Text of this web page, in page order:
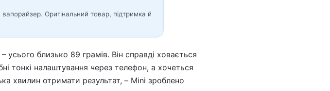
Оригінальний товар, підтримка й
близько 89 грамів. Він справді ховається
тонкі налаштування через телефон, а хочеться
хвилин отримати результат, – Mini зроблено